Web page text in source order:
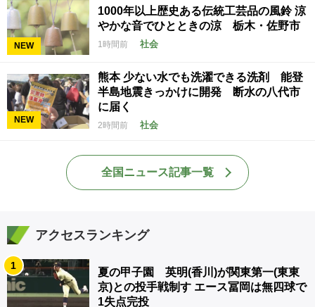
NEW
1000年以上歴史ある伝統工芸品の風鈴 涼
やかな音でひとときの涼 栃木・佐野市
1時間前 社会
NEW
熊本 少ない水でも洗濯できる洗剤 能登
半島地震きっかけに開発 断水の八代市
に届く
2時間前 社会
全国ニュース記事一覧
アクセスランキング
1
夏の甲子園 英明(香川)が関東第一(東東
京)との投手戦制す エース冨岡は無四球で
1失点完投